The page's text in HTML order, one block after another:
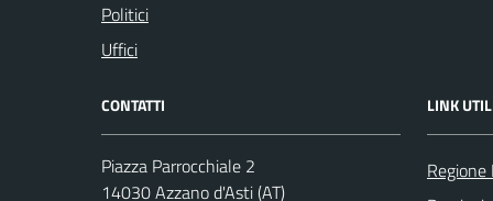
Politici
Uffici
CONTATTI
Piazza Parrocchiale 2
14030 Azzano d'Asti (AT)
LINK